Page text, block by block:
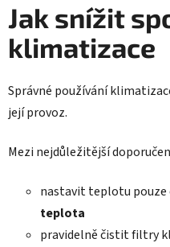
Jak snížit
klimatizace
Správné používání
její provoz.
Mezi nejdůležitější
nastavit teplotu pouze
teplota
pravidelně čistit filtry